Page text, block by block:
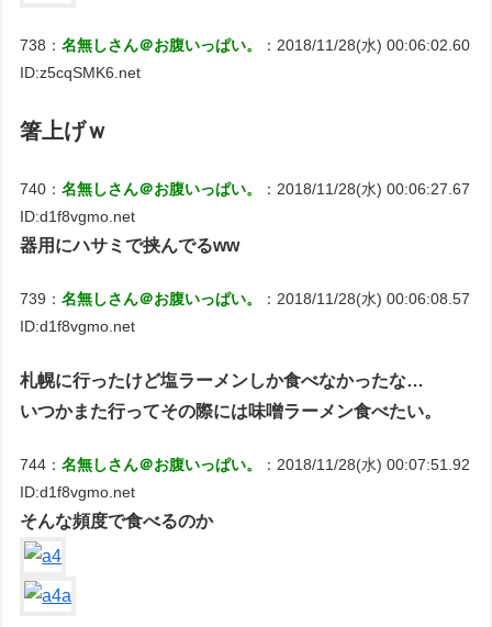
738：名無しさん＠お腹いっぱい。
：2018/11/28(水) 00:06:02.60
ID:z5cqSMK6.net
箸上げｗ
740：名無しさん＠お腹いっぱい。
：2018/11/28(水) 00:06:27.67
ID:d1f8vgmo.net
器用にハサミで挟んでるww
739：名無しさん＠お腹いっぱい。
：2018/11/28(水) 00:06:08.57
ID:d1f8vgmo.net
札幌に行ったけど塩ラーメンしか食べなかったな…
いつかまた行ってその際には味噌ラーメン食べたい。
744：名無しさん＠お腹いっぱい。
：2018/11/28(水) 00:07:51.92
ID:d1f8vgmo.net
そんな頻度で食べるのか